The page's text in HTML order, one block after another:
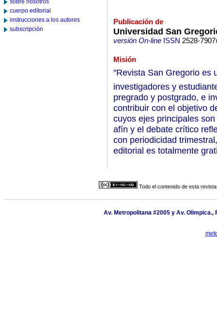
sobre nosotros
cuerpo editorial
instrucciones a los autores
subscripción
Publicación de
Universidad San
versión On-lineISSN 2528-7907
Misión
"Revista San Gregorio
investigadores y
pregrado y postgrado, e
contribuir con el objetivo
cuyos ejes principales
afín y el debate crítico
con periodicidad
editorial es totalmente
Todo el contenido de esta
Av. Metropolitana #2005 y Av. Olimpica.,